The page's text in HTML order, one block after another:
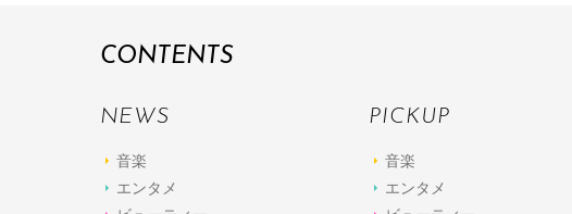
CONTENTS
NEWS
音楽
エンタメ
PICKUP
音楽
エンタメ